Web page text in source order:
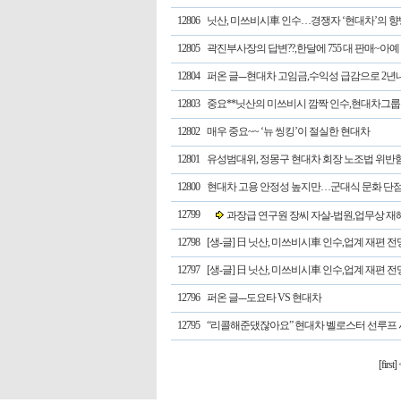
12806 닛산, 미쓰비시車 인수…경쟁자 ‘현대차’의 향
12805 곽진부사장의 답변??,한달에 755 대 판매~아
12804 퍼온 글---현대차 고임금,수익성 급감으로 2년
12803 중요**닛산의 미쓰비시 깜짝 인수,현대차그
12802 매우 중요~~ ‘뉴 씽킹’이 절실한 현대차
12801 유성범대위, 정몽구 현대차 회장 노조법 위반
12800 현대차 고용 안정성 높지만…군대식 문화 단
12799 과장급 연구원 장씨 자살-법원,업무상 재
12798 [생-글] 日 닛산, 미쓰비시車 인수,업계 재편 전
12797 [생-글] 日 닛산, 미쓰비시車 인수,업계 재편 전
12796 퍼온 글---도요타 VS 현대차
12795 “리콜해준댔잖아요” 현대차 벨로스터 선루
[first]